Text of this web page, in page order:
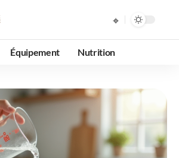
Équipement Nutrition